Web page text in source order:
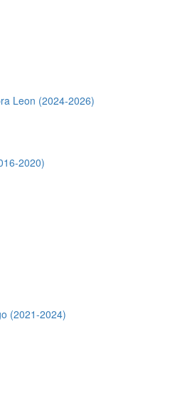
Leon (2024-2026)
2020)
(2021-2024)